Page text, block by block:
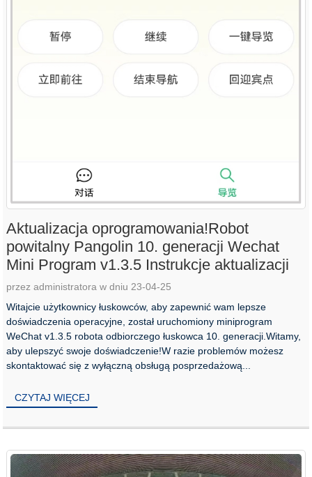
Aktualizacja oprogramowania!Robot
powitalny Pangolin 10. generacji Wechat
Mini Program v1.3.5 Instrukcje aktualizacji
przez administratora w dniu 23-04-25
Witajcie użytkownicy łuskowców, aby zapewnić wam lepsze
doświadczenia operacyjne, został uruchomiony miniprogram
WeChat v1.3.5 robota odbiorczego łuskowca 10. generacji.Witamy,
aby ulepszyć swoje doświadczenie!W razie problemów możesz
skontaktować się z wyłączną obsługą posprzedażową...
CZYTAJ WIĘCEJ